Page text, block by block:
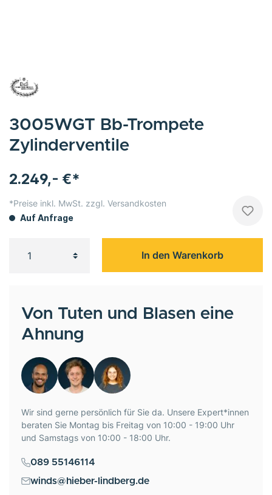
2.249,- €*
*Preise inkl. MwSt. zzgl. Versandkosten
Auf Anfrage
In den Warenkorb
3005WGT Bb-Trompete
Zylinderventile
Von Tuten und Blasen eine
Ahnung
Wir sind gerne persönlich für Sie da. Unsere Expert*innen
beraten Sie Montag bis Freitag von 10:00 - 19:00 Uhr
und Samstags von 10:00 - 18:00 Uhr.
089 55146114
winds@hieber-lindberg.de